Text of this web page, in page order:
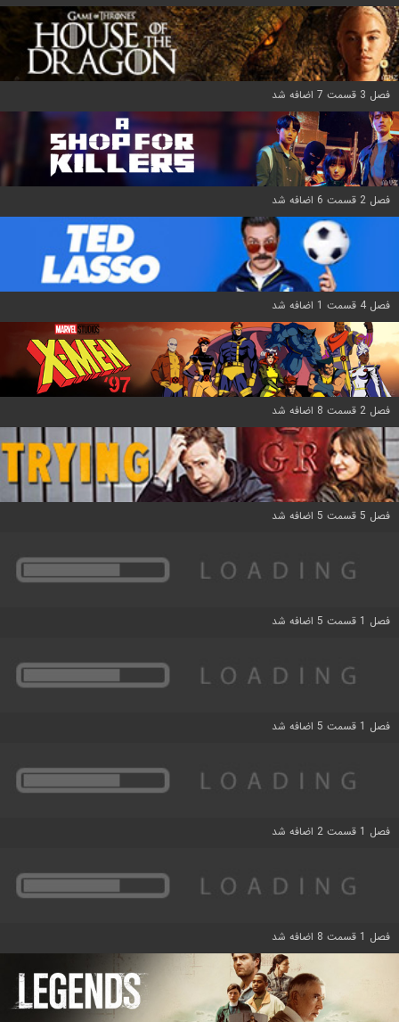
فصل 3 قسمت 7 اضافه شد
فصل 2 قسمت 6 اضافه شد
فصل 4 قسمت 1 اضافه شد
فصل 2 قسمت 8 اضافه شد
فصل 5 قسمت 5 اضافه شد
فصل 1 قسمت 5 اضافه شد
فصل 1 قسمت 5 اضافه شد
فصل 1 قسمت 2 اضافه شد
فصل 1 قسمت 8 اضافه شد